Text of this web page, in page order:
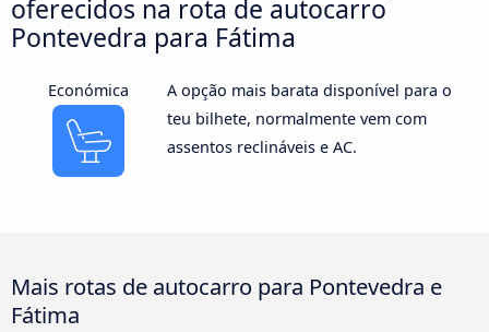
oferecidos na rota de autocarro
Pontevedra para Fátima
Económica
A opção mais barata disponível para o
teu bilhete, normalmente vem com
assentos reclináveis e AC.
Mais rotas de autocarro para Pontevedra e
Fátima